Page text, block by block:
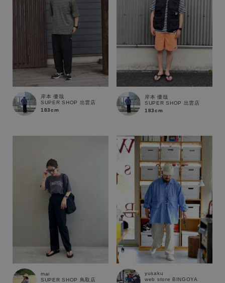
岸本 優哉
SUPER SHOP 出雲店
183cm
岸本 優哉
SUPER SHOP 出雲店
183cm
mai
SUPER SHOP 鳥取店
yusaku
web store BINGOYA